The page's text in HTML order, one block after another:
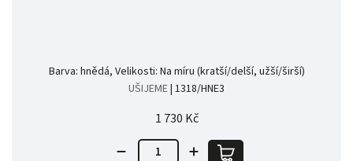
Barva: hnědá, Velikosti: Na míru (kratší/delší, užší/širší)
UŠIJEME| 1318/HNE3
1 730 Kč